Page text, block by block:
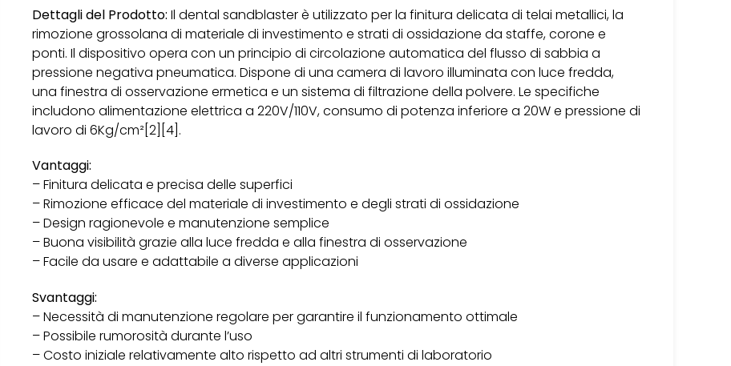
Dettagli del Prodotto: Il dental sandblaster è utilizzato per la finitura delicata di telai metallici, la
rimozione grossolana di materiale di investimento e strati di ossidazione da staffe, corone e
ponti. Il dispositivo opera con un principio di circolazione automatica del flusso di sabbia a
pressione negativa pneumatica. Dispone di una camera di lavoro illuminata con luce fredda,
una finestra di osservazione ermetica e un sistema di filtrazione della polvere. Le specifiche
includono alimentazione elettrica a 220V/110V, consumo di potenza inferiore a 20W e pressione di
lavoro di 6Kg/cm²[2][4].
Vantaggi:
– Finitura delicata e precisa delle superfici
– Rimozione efficace del materiale di investimento e degli strati di ossidazione
– Design ragionevole e manutenzione semplice
– Buona visibilità grazie alla luce fredda e alla finestra di osservazione
– Facile da usare e adattabile a diverse applicazioni
Svantaggi:
– Necessità di manutenzione regolare per garantire il funzionamento ottimale
– Possibile rumorosità durante l’uso
– Costo iniziale relativamente alto rispetto ad altri strumenti di laboratorio